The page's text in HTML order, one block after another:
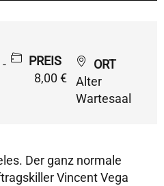
PREIS
8,00 €
ORT
Alter
Wartesaal
Der ganz normale
Vincent Vega